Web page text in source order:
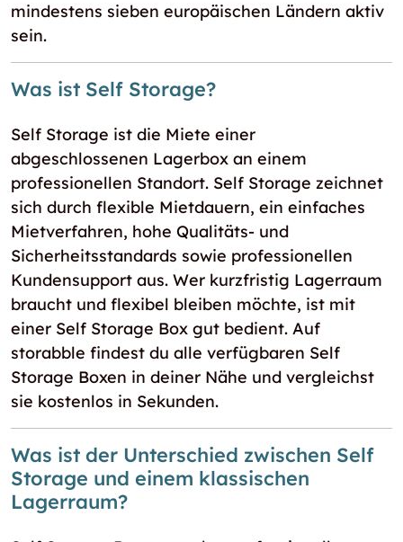
mindestens sieben europäischen Ländern aktiv
sein.
Was ist Self Storage?
Self Storage ist die Miete einer
abgeschlossenen Lagerbox an einem
professionellen Standort. Self Storage zeichnet
sich durch flexible Mietdauern, ein einfaches
Mietverfahren, hohe Qualitäts- und
Sicherheitsstandards sowie professionellen
Kundensupport aus. Wer kurzfristig Lagerraum
braucht und flexibel bleiben möchte, ist mit
einer Self Storage Box gut bedient. Auf
storabble findest du alle verfügbaren Self
Storage Boxen in deiner Nähe und vergleichst
sie kostenlos in Sekunden.
Was ist der Unterschied zwischen Self
Storage und einem klassischen
Lagerraum?